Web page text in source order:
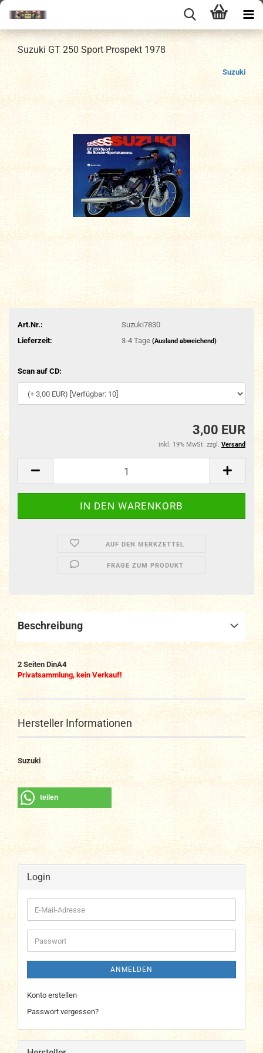
Suzuki GT 250 Sport Prospekt 1978
Suzuki
Art.Nr.:
Suzuki7830
Lieferzeit:
3-4 Tage (Ausland abweichend)
Scan auf CD:
3,00 EUR
inkl. 19% MwSt. zzgl. Versand
AUF DEN MERKZETTEL
FRAGE ZUM PRODUKT
Beschreibung
2 Seiten DinA4
Privatsammlung, kein Verkauf!
Hersteller Informationen
Suzuki
teilen
Login
E-
Mail-
Adresse
Passwort
ANMELDEN
Konto erstellen
Passwort vergessen?